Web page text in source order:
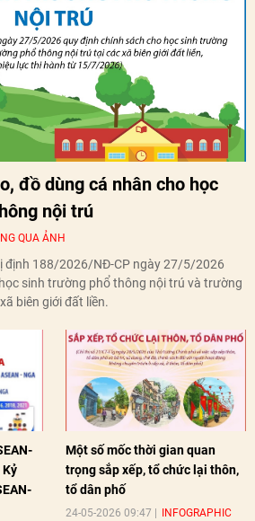
đồ dùng cá nhân cho học
nội trú
QUA ẢNH
định 188/2026/NĐ-CP ngày 27/5/2026
sinh trường phổ thông nội trú và trường
biên giới đất liền.
Kỷ
Một số mốc thời gian quan
trọng sắp xếp, tổ chức lại thôn,
tổ dân phố
24-05-2026 09:47 INFOGRAPHIC